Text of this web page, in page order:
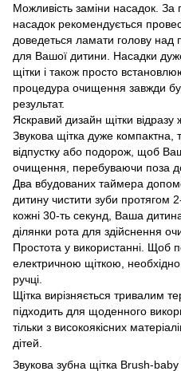
Можливість заміни насадок. За
насадок рекомендується
доведеться ламати голову над
для Вашої дитини. Насадки
щітки і також просто
процедура очищення завжди
результат.
Яскравий дизайн щітки відразу
Звукова щітка дуже компактна,
відпустку або подорож, щоб
очищення, перебуваючи поза
Два вбудованих таймера
дитину чистити зуби протягом
кожні 30-ть секунд, Ваша
ділянки рота для здійснення
Простота у використанні. Щоб
електричною щіткою,
ручці.
Щітка вирізняється тривалим
підходить для щоденного
тільки з високоякісних
дітей.
Звукова зубна щітка Brush-